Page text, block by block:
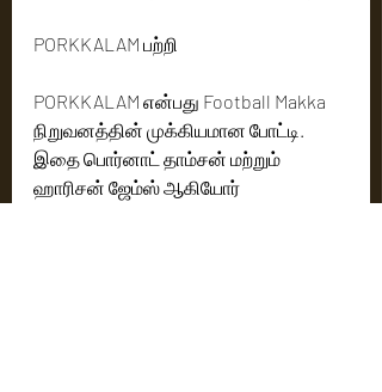
PORKKALAM பற்றி
PORKKALAM என்பது Football Makka
நிறுவனத்தின் முக்கியமான போட்டி.
இதை பொர்னாட் தாம்சன் மற்றும்
ஹாரிசன் ஜேம்ஸ் ஆகியோர்